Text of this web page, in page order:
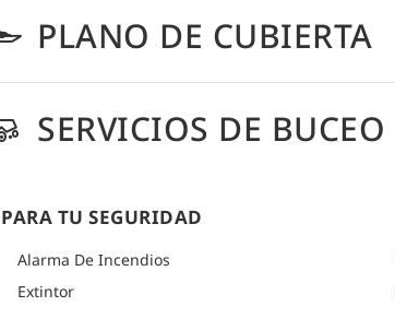
PLANO DE CUBIERTA
SERVICIOS DE BUCEO
PARA TU SEGURIDAD
Alarma De Incendios
Extintor